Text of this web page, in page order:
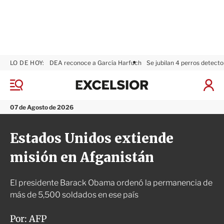
M
n
ú
07 de Agosto de 2026
LO DE HOY: DEA reconoce a García Harfuch Se jubilan 4 perros
I
i
x
l
i
o
r
Estados Unidos extiende
misión en Afganistán
El presidente Barack Obama ordenó la permanencia de
más de 5,500 soldados en ese país
Por:AFP